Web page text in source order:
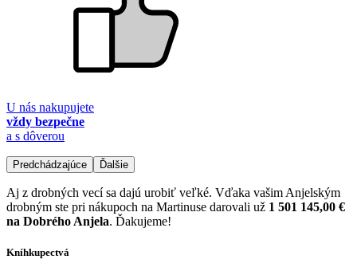
U nás nakupujete
vždy bezpečne
a s dôverou
Predchádzajúce Ďalšie
Aj z drobných vecí sa dajú urobiť veľké. Vďaka vašim Anjelským
drobným ste pri nákupoch na Martinuse darovali už 1 501 145,00 €
na Dobrého Anjela. Ďakujeme!
Kníhkupectvá